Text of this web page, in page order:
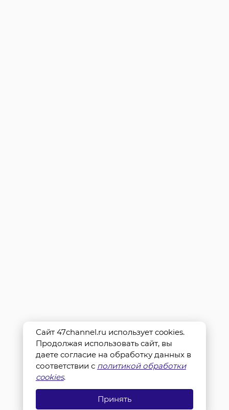
Сайт 47channel.ru использует cookies.
Продолжая использовать сайт, вы
даете согласие на обработку данных в
соответствии с политикой обработки
cookies.
Принять